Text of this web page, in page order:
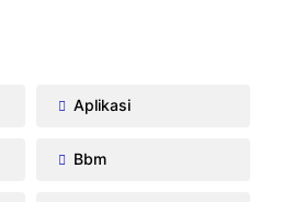
Aplikasi
Bbm